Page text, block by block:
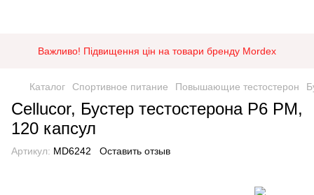
Важливо! Підвищення цін на товари бренду Mordex
Каталог Спортивное питание Повышающие тестостерон
Cellucor, Бустер тестостерона P6 PM,
120 капсул
Артикул: MD6242 Оставить отзыв